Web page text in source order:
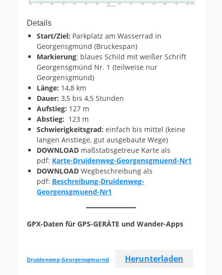
Details
Start/Ziel: Parkplatz am Wasserrad in
Georgensgmünd (Bruckespan)
Markierung: blaues Schild mit weißer Schrift
Georgensgmünd Nr. 1 (teilweise nur
Georgensgmünd)
Länge: 14,8 km
Dauer: 3,5 bis 4,5 Stunden
Aufstieg: 127 m
Abstieg: 123 m
Schwierigkeitsgrad: einfach bis mittel (keine
langen Anstiege, gut ausgebaute Wege)
DOWNLOAD maßstabsgetreue Karte als
pdf: Karte-Druidenweg-Georgensgmuend-Nr1
DOWNLOAD Wegbeschreibung als
pdf: Beschreibung-Druidenweg-
Georgensgmuend-Nr1
GPX-Daten für GPS-GERÄTE und Wander-Apps
Druidenweg-Georgensgmuend Herunterladen